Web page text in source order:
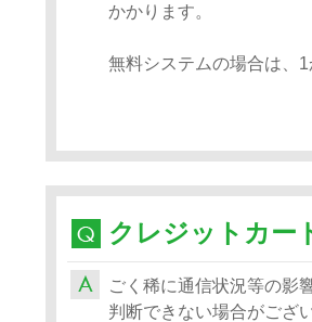
かかります。
無料システムの場合は、
ごく稀に通信状況等の影
判断できない場合がござ